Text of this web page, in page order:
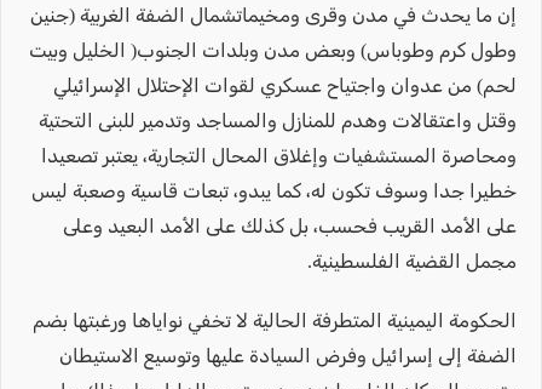
إن ما يحدث في مدن وقرى ومخيماتشمال الضفة الغربية (جنين
وطول كرم وطوباس) وبعض مدن وبلدات الجنوب( الخليل وبيت
لحم) من عدوان واجتياح عسكري لقوات الإحتلال الإسرائيلي
وقتل واعتقالات وهدم للمنازل والمساجد وتدمير للبنى التحتية
ومحاصرة المستشفيات وإغلاق المحال التجارية، يعتبر تصعيدا
خطيرا جدا وسوف تكون له، كما يبدو، تبعات قاسية وصعبة ليس
على الأمد القريب فحسب، بل كذلك على الأمد البعيد وعلى
مجمل القضية الفلسطينية.
الحكومة اليمينية المتطرفة الحالية لا تخفي نواياها ورغبتها بضم
الضفة إلى إسرائيل وفرض السيادة عليها وتوسيع الاستيطان